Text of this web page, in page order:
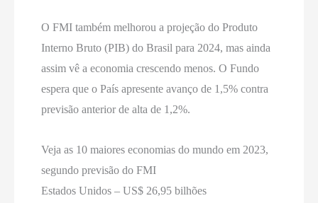
O FMI também melhorou a projeção do Produto
Interno Bruto (PIB) do Brasil para 2024, mas ainda
assim vê a economia crescendo menos. O Fundo
espera que o País apresente avanço de 1,5% contra
previsão anterior de alta de 1,2%.
Veja as 10 maiores economias do mundo em 2023,
segundo previsão do FMI
Estados Unidos – US$ 26,95 bilhões